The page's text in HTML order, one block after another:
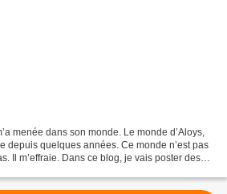
menée dans son monde. Le monde d’Aloys,
depuis quelques années. Ce monde n’est pas
Il m’effraie. Dans ce blog, je vais poster des